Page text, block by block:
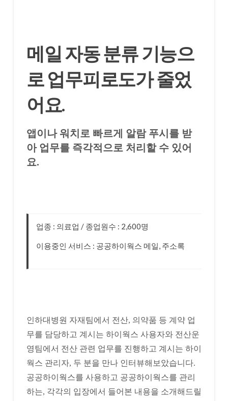
메일 자동 분류 기능으
로 업무피로도가 줄었
어요.
앱이나 워치로 빠르게 알람 푸시를 받
아 업무를 즉각적으로 처리할 수 있어
요.
업종 : 의료업 / 종업원수 : 2,600명
이용중인 서비스 : 공공하이웍스 메일, 주소록
인하대병원 자재팀에서 전산, 의약품 등 계약 업
무를 담당하고 계시는 하이웍스 사용자와 전산운
영팀에서 전산 관련 업무를 진행하고 계시는 하이
웍스 관리자, 두 분을 만나 인터뷰해보았습니다.
공공하이웍스를 사용하고 공공하이웍스를 관리
하는, 각각의 입장에서 들어본 내용을 소개해드릴